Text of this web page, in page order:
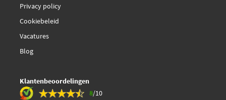
Privacy policy
Cookiebeleid
Vacatures
Blog
Klantenbeoordelingen
8/10